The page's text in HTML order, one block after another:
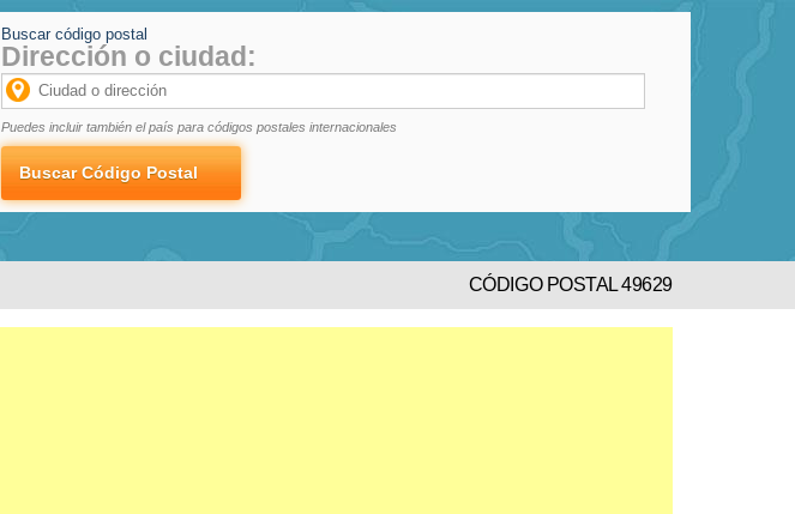
Buscar código postal
Dirección o ciudad:
Puedes incluir también el país para códigos postales internacionales
CÓDIGO POSTAL 49629